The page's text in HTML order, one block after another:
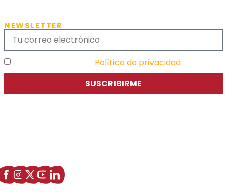
NEWSLETTER
Política de privacidad
SUSCRIBIRME